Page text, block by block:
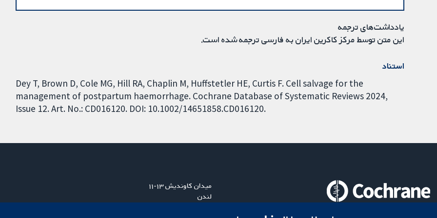
یادداشت‌های ترجمه
این متن توسط مرکز کاکرین ایران به فارسی ترجمه شده است.
استناد
Dey T, Brown D, Cole MG, Hill RA, Chaplin M, Huffstetler HE, Curtis F. Cell salvage for the
management of postpartum haemorrhage. Cochrane Database of Systematic Reviews 2024,
Issue 12. Art. No.: CD016120. DOI: 10.1002/14651858.CD016120.
میدان کاوندیش ۱۳-۱۱
لندن